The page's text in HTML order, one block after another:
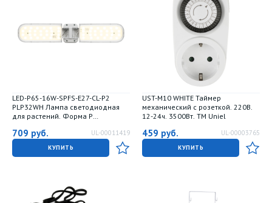
LED-P65-16W-SPFS-E27-CL-P2
PLP32WH Лампа светодиодная
для растений. Форма P
для фотосинтеза с высокой
цветопередачей. Картон. ТМ
Uniel
709 руб. UL-00011419
КУПИТЬ
UST-M10 WHITE Таймер
механический с розеткой. 220В.
12-24ч. 3500Вт. ТМ Uniel
459 руб. UL-00003765
КУПИТЬ